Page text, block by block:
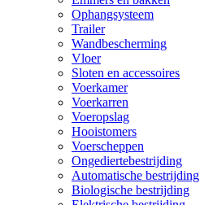
Ophangsysteem
Trailer
Wandbescherming
Vloer
Sloten en accessoires
Voerkamer
Voerkarren
Voeropslag
Hooistomers
Voerscheppen
Ongediertebestrijding
Automatische bestrijding
Biologische bestrijding